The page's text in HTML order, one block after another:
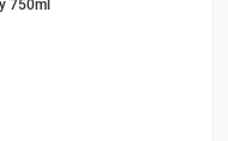
750ml